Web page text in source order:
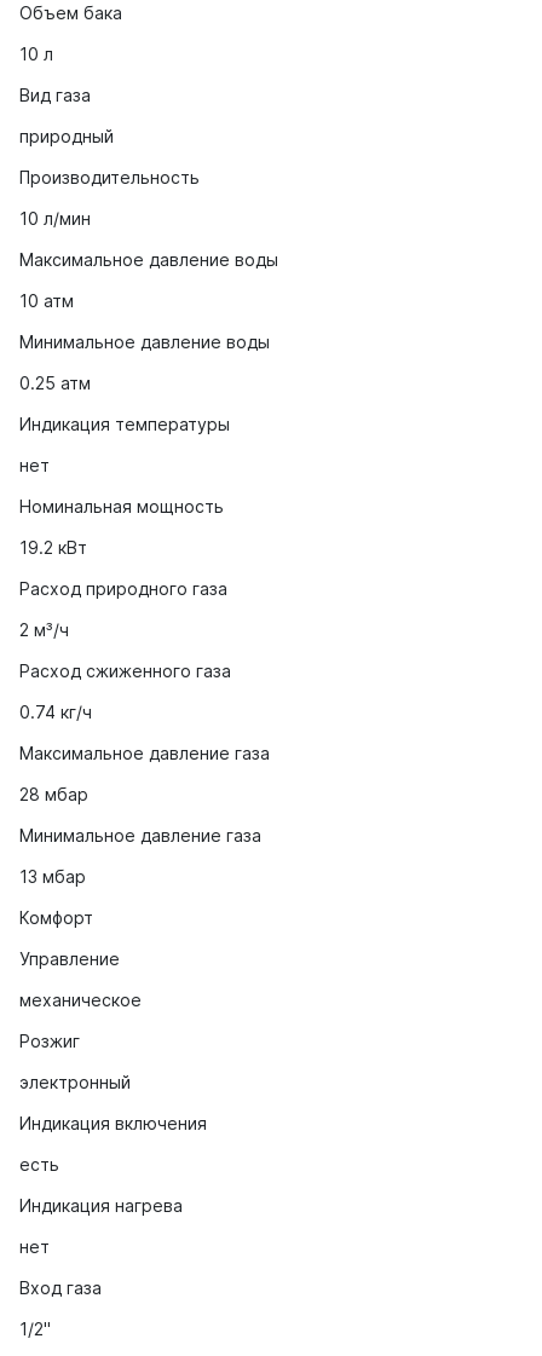
Объем бака
10 л
Вид газа
природный
Производительность
10 л/мин
Максимальное давление воды
10 атм
Минимальное давление воды
0.25 атм
Индикация температуры
нет
Номинальная мощность
19.2 кВт
Расход природного газа
2 м³/ч
Расход сжиженного газа
0.74 кг/ч
Максимальное давление газа
28 мбар
Минимальное давление газа
13 мбар
Комфорт
Управление
механическое
Розжиг
электронный
Индикация включения
есть
Индикация нагрева
нет
Вход газа
1/2"